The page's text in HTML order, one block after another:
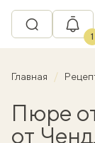
1
Главная
Пюре
от